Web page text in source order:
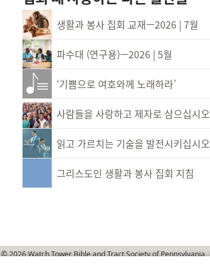
생활과 봉사 집회 교재—2026 | 7월
파수대 (연구용)—2026 | 5월
‘기쁨으로 여호와께 노래하라’
사람들을 사랑하고 제자로 삼으십시오
읽고 가르치는 기술을 발전시키십시오
그리스도인 생활과 봉사 집회 지침
© 2026 Watch Tower Bible and Tract Society of Pennsylvania